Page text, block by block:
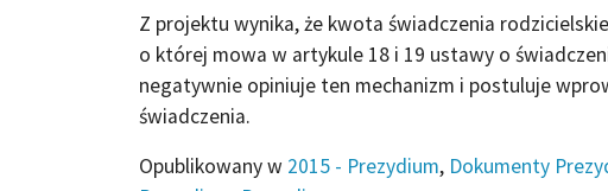
Z projektu wynika, że kwota świadczenia
o której mowa w artykule 18 i 19 ustawy o
negatywnie opiniuje ten mechanizm i postuluje
świadczenia.
Opublikowany w 2015 - Prezydium, Dokumenty